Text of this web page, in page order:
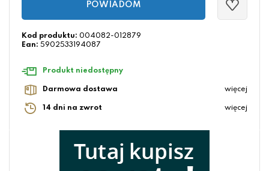
POWIADOM
Kod produktu: 004082-012879
Ean: 5902533194087
Produkt niedostępny
Darmowa dostawa więcej
14 dni na zwrot więcej